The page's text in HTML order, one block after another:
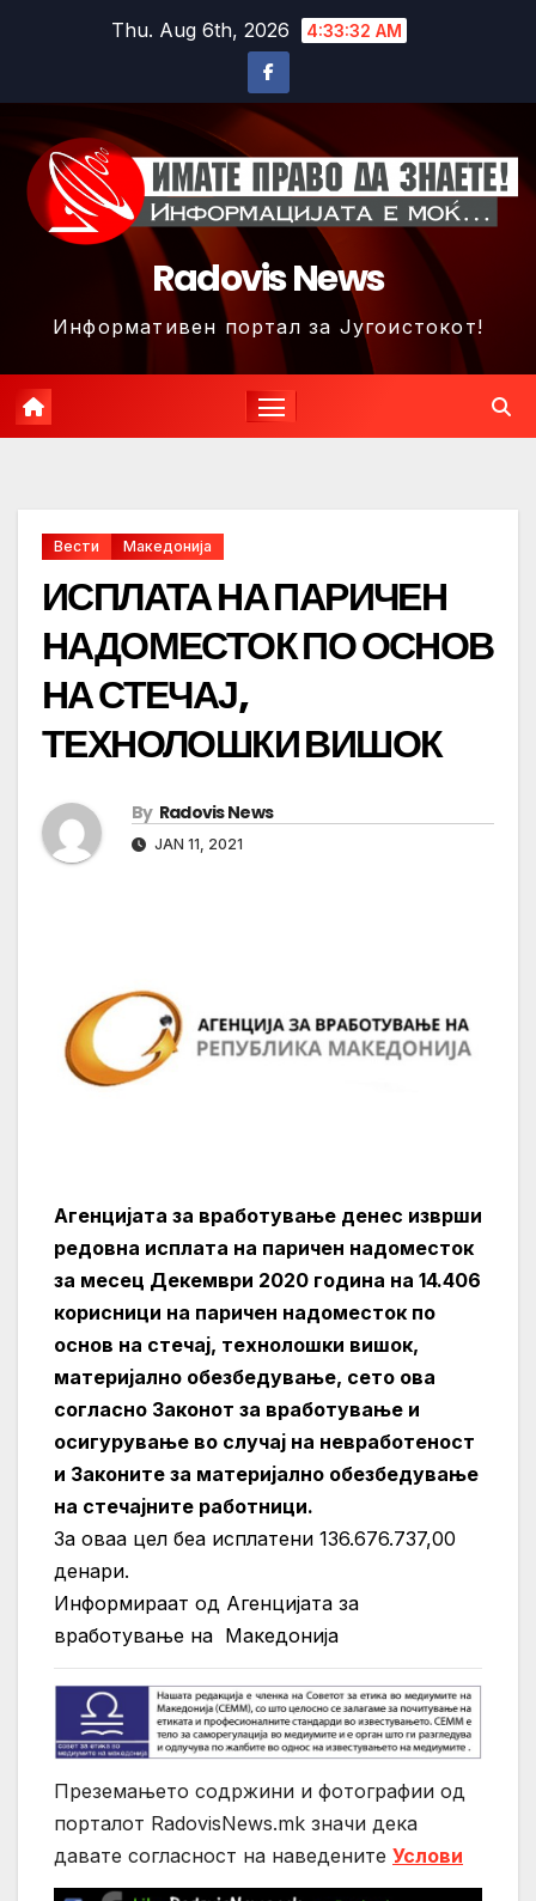
Thu. Aug 6th, 2026 4:33:35 AM
Radovis News
Информативен портал за Југоистокот!
Вести Македонија
ИСПЛАТА НА ПАРИЧЕН
НАДОМЕСТОК ПО ОСНОВ
НА СТЕЧАЈ,
ТЕХНОЛОШКИ ВИШОК
By Radovis News
JAN 11, 2021
Агенцијата за вработување денес изврши
редовна исплата на паричен надоместок
за месец Декември 2020 година на 14.406
корисници на паричен надоместок по
основ на стечај, технолошки вишок,
материјално обезбедување, сето ова
согласно Законот за вработување и
осигурување во случај на невработеност
и Законите за материјално обезбедување
на стечајните работници.
За оваа цел беа исплатени 136.676.737,00
денари.
Информираат од Агенцијата за
вработување на Македонија
Преземањето содржини и фотографии од
порталот RadovisNews.mk значи дека
давате согласност на нaведените Услови